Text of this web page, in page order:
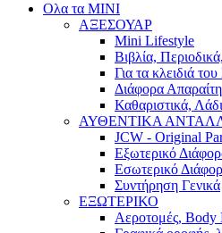
Ολα τα ΜΙΝΙ
ΑΞΕΣΟΥΑΡ
Mini Lifestyle
Βιβλία,
Για τα κλειδιά
Διάφορα
Καθαριστικά,
ΑΥΘΕΝΤΙΚΑ
JCW - Original
Εξωτερικό
Εσωτερικό
Συντήρηση Γενικά
ΕΞΩΤΕΡΙΚΟ
Αεροτομές, Body